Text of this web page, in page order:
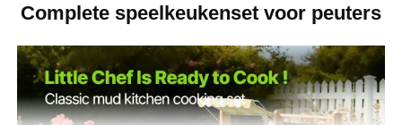
Complete speelkeukenset voor peuters